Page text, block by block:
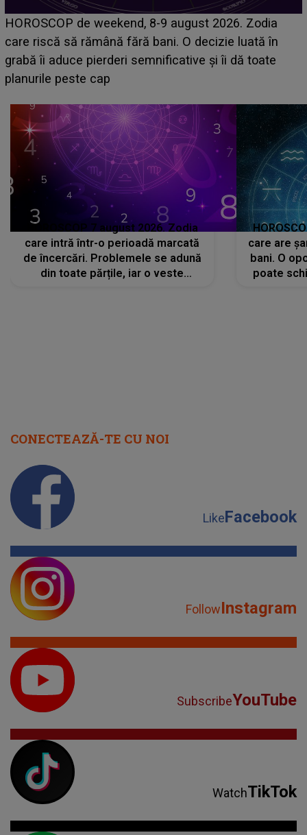
Emanuel a ținut ACEST DETALIU ASCUNS până
acum! În fața Alexandrei, concurentul din Casa
face o MĂRTURISIRE NEAȘTEPTATĂ despre
sa: "I-am spus și ei în față, eu nu te iubesc pentru
HOROSCOP 7 august 2026. Zodia
care intră într-o perioadă marcată
de încercări. Problemele se adună
din toate părțile, iar o veste
care are
bani. O
poate
CONECTEAZĂ-TE CU NOI
LikeFacebook
FollowInstagram
SubscribeYouTube
WatchTikTok